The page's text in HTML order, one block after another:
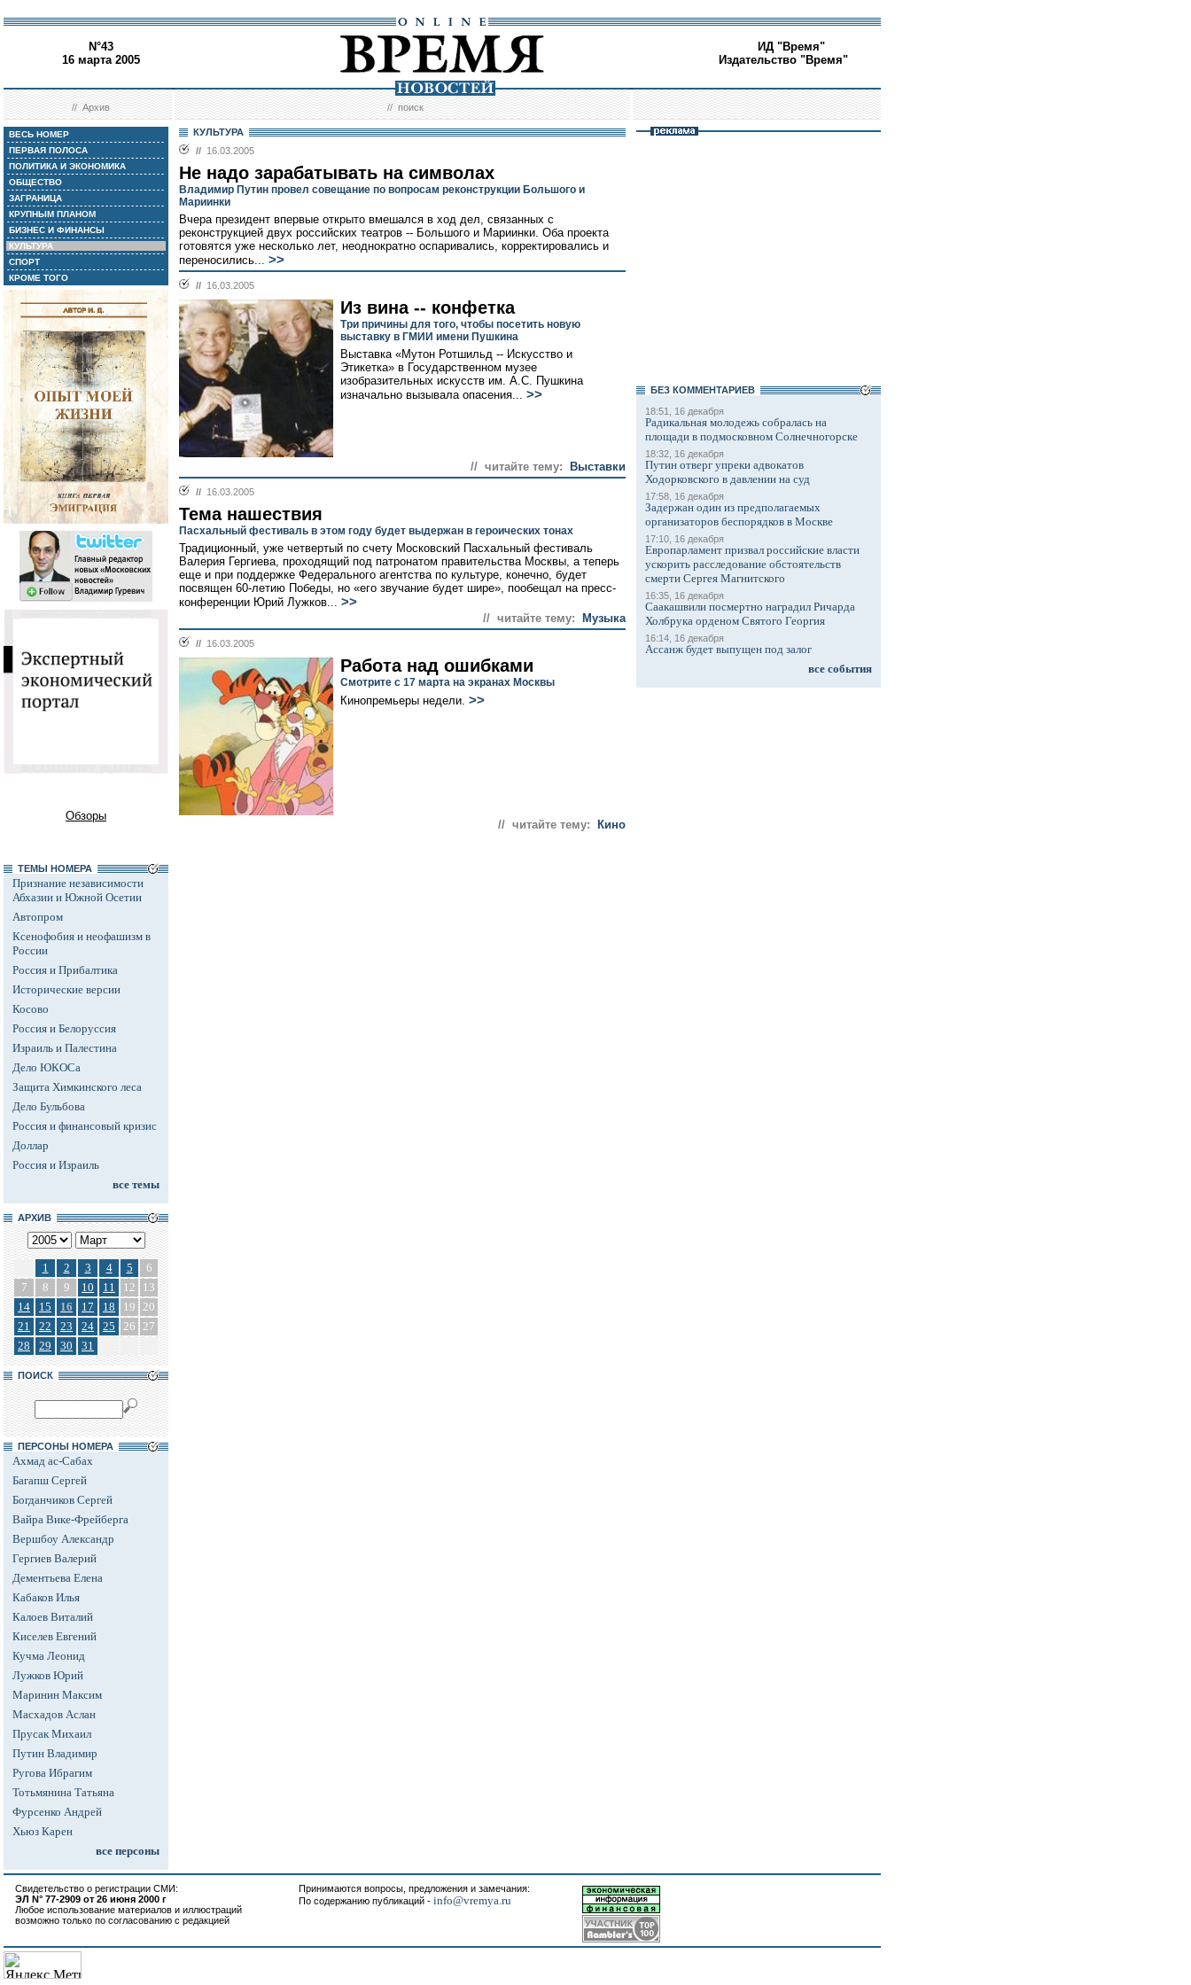
N°43
16 марта 2005
ИД "Время"
Издательство "Время"
//Архив //поиск
ВЕСЬ НОМЕР
ПЕРВАЯ ПОЛОСА
ПОЛИТИКА И ЭКОНОМИКА
ОБЩЕСТВО
ЗАГРАНИЦА
КРУПНЫМ ПЛАНОМ
БИЗНЕС И ФИНАНСЫ
КУЛЬТУРА
СПОРТ
КРОМЕ ТОГО
Обзоры
ТЕМЫ НОМЕРА
Признание независимости
Абхазии и Южной Осетии
Автопром
Ксенофобия и неофашизм в
России
Россия и Прибалтика
Исторические версии
Косово
Россия и Белоруссия
Израиль и Палестина
Дело ЮКОСа
Защита Химкинского леса
Дело Бульбова
Россия и финансовый кризис
Доллар
Россия и Израиль
все темы
АРХИВ
1 2 3 4 5
6
7
8 9 10 11 12
13
14
15 16 17 18 19 20
21
22 23 24 25 26 27
28
29 30 31
ПОИСК
ПЕРСОНЫ НОМЕРА
Ахмад ас-Сабах
Багапш Сергей
Богданчиков Сергей
Вайра Вике-Фрейберга
Вершбоу Александр
Гергиев Валерий
Дементьева Елена
Кабаков Илья
Калоев Виталий
Киселев Евгений
Кучма Леонид
Лужков Юрий
Маринин Максим
Масхадов Аслан
Прусак Михаил
Путин Владимир
Ругова Ибрагим
Тотьмянина Татьяна
Фурсенко Андрей
Хьюз Карен
все персоны
КУЛЬТУРА
// 16.03.2005
Не надо зарабатывать на символах
Владимир Путин провел совещание по вопросам реконструкции Большого и
Мариинки
Вчера президент впервые открыто вмешался в ход дел, связанных с
реконструкцией двух российских театров -- Большого и Мариинки. Оба проекта
готовятся уже несколько лет, неоднократно оспаривались, корректировались и
переносились... >>
// 16.03.2005
Из вина -- конфетка
Три причины для того, чтобы посетить новую
выставку в ГМИИ имени Пушкина
Выставка «Мутон Ротшильд -- Искусство и
Этикетка» в Государственном музее
изобразительных искусств им. А.С. Пушкина
изначально вызывала опасения... >>
// читайте тему: Выставки
// 16.03.2005
Тема нашествия
Пасхальный фестиваль в этом году будет выдержан в героических тонах
Традиционный, уже четвертый по счету Московский Пасхальный фестиваль
Валерия Гергиева, проходящий под патронатом правительства Москвы, а теперь
еще и при поддержке Федерального агентства по культуре, конечно, будет
посвящен 60-летию Победы, но «его звучание будет шире», пообещал на пресс-
конференции Юрий Лужков... >>
// читайте тему: Музыка
// 16.03.2005
Работа над ошибками
Смотрите с 17 марта на экранах Москвы
Кинопремьеры недели. >>
// читайте тему: Кино
БЕЗ КОМMЕНТАРИЕВ
18:51, 16 декабря
Радикальная молодежь собралась на
площади в подмосковном Солнечногорске
18:32, 16 декабря
Путин отверг упреки адвокатов
Ходорковского в давлении на суд
17:58, 16 декабря
Задержан один из предполагаемых
организаторов беспорядков в Москве
17:10, 16 декабря
Европарламент призвал российские власти
ускорить расследование обстоятельств
смерти Сергея Магнитского
16:35, 16 декабря
Саакашвили посмертно наградил Ричарда
Холбрука орденом Святого Георгия
16:14, 16 декабря
Ассанж будет выпущен под залог
все события
Свидетельство о регистрации СМИ:
ЭЛ N° 77-2909 от 26 июня 2000 г
Любое использование материалов и иллюстраций
возможно только по согласованию с редакцией
Принимаются вопросы, предложения и замечания:
По содержанию публикаций - info@vremya.ru